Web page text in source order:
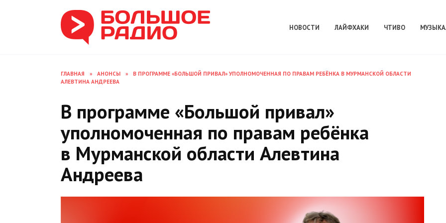
НОВОСТИ ЛАЙФХАКИ ЧТИВО
ГЛАВНАЯ » АНОНСЫ »
В ПРОГРАММЕ «БОЛЬШОЙ ПРИВАЛ» УПОЛНОМОЧЕННАЯ ПО ПРАВАМ РЕБЁНКА В МУРМАНСКОЙ ОБЛАСТИ
АЛЕВТИНА АНДРЕЕВА
В программе «Большой привал»
уполномоченная по правам ребёнка
в Мурманской области Алевтина
Андреева